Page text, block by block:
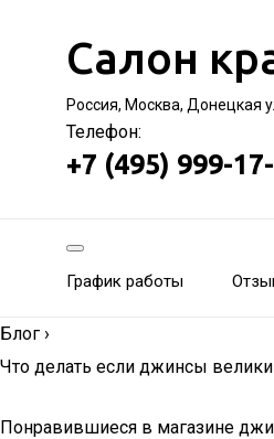
Салон
Россия, Москва, Донецкая
Телефон:
+7 (495) 999-17-
График работы
Блог ›
Что делать если джинсы велики
Понравившиеся в магазине